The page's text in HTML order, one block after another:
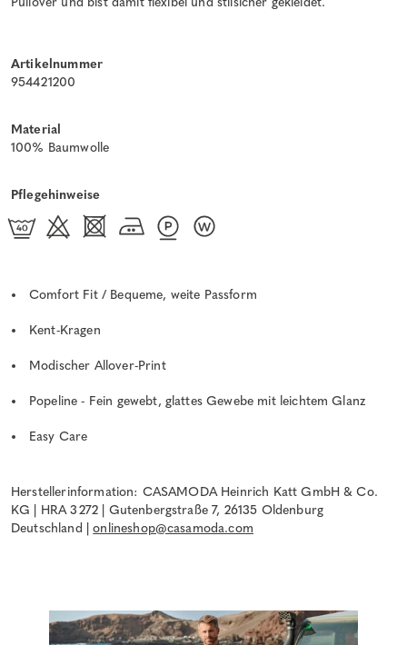
Artikelnummer
954421200
Material
100% Baumwolle
Pflegehinweise
Comfort Fit / Bequeme, weite Passform
Kent-Kragen
Modischer Allover-Print
Popeline - Fein gewebt, glattes Gewebe mit leichtem Glanz
Easy Care
Herstellerinformation: CASAMODA Heinrich Katt GmbH & Co.
KG | HRA 3272 | Gutenbergstraße 7, 26135 Oldenburg
Deutschland |onlineshop@casamoda.com